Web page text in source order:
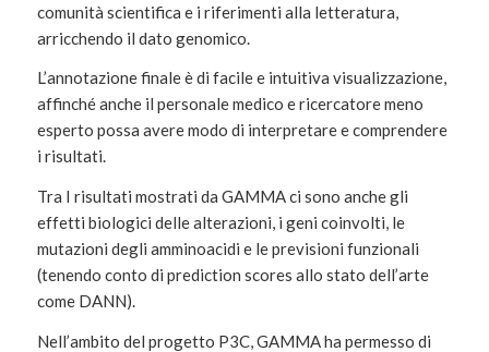
comunità scientifica e i riferimenti alla letteratura,
arricchendo il dato genomico.
L’annotazione finale è di facile e intuitiva visualizzazione,
affinché anche il personale medico e ricercatore meno
esperto possa avere modo di interpretare e comprendere
i risultati.
Tra I risultati mostrati da GAMMA ci sono anche gli
effetti biologici delle alterazioni, i geni coinvolti, le
mutazioni degli amminoacidi e le previsioni funzionali
(tenendo conto di prediction scores allo stato dell’arte
come DANN).
Nell’ambito del progetto P3C, GAMMA ha permesso di